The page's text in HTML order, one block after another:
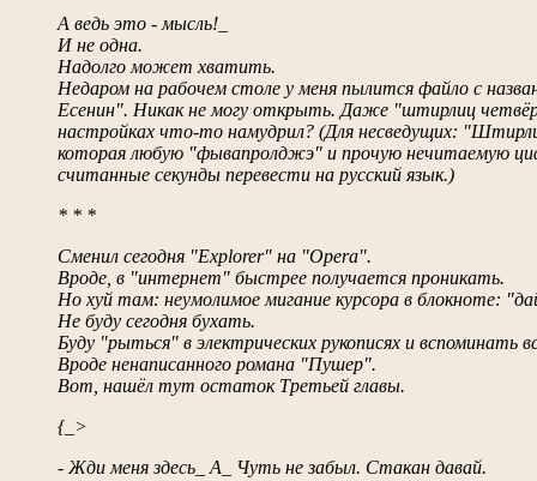
А ведь это - мысль!_
И не одна.
Надолго может хватить.
Недаром на рабочем столе у меня пылится файло с
Есенин". Никак не могу открыть. Даже "штирлиц
настройках что-то намудрил? (Для несведущих:
которая любую "фывапролджэ" и прочую нечитаемую
считанные секунды перевести на русский язык.)
* * *
Сменил сегодня "Еxplorer" на "Opera".
Вроде, в "интернет" быстрее получается проникать.
Но хуй там: неумолимое мигание курсора в блокноте:
Не буду сегодня бухать.
Буду "рыться" в электрических рукописях и вспоминать
Вроде ненаписанного романа "Пушер".
Вот, нашёл тут остаток Третьей главы.
{_>
- Жди меня здесь_ А_ Чуть не забыл. Стакан давай.